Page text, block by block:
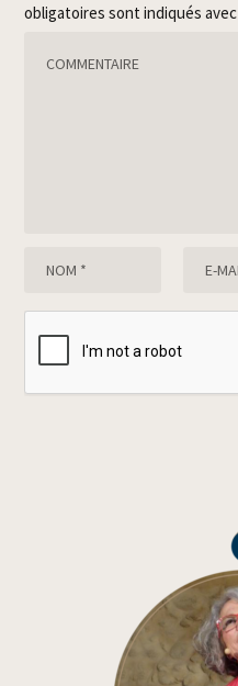
obligatoires sont indiqués avec